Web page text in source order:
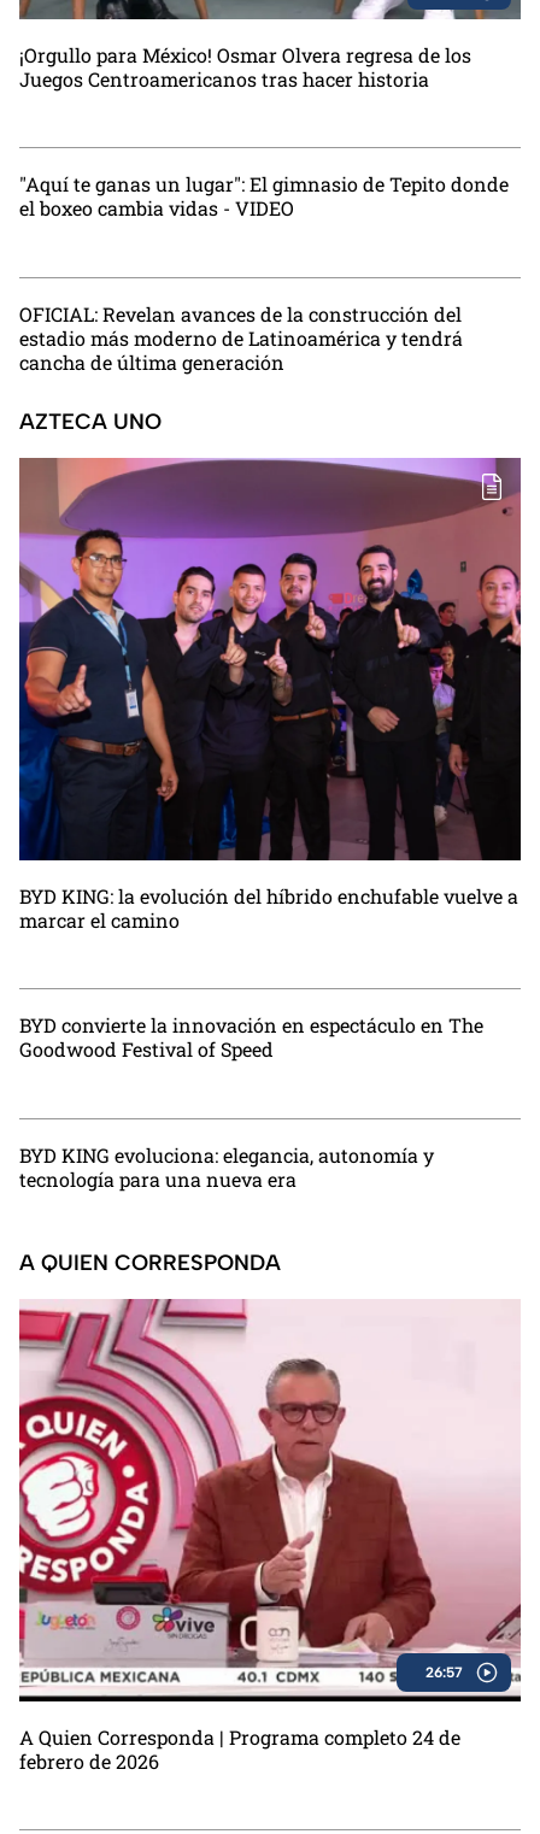
¡Orgullo para México! Osmar Olvera regresa de los
Juegos Centroamericanos tras hacer historia
"Aquí te ganas un lugar": El gimnasio de Tepito donde
el boxeo cambia vidas - VIDEO
OFICIAL: Revelan avances de la construcción del
estadio más moderno de Latinoamérica y tendrá
cancha de última generación
AZTECA UNO
BYD KING: la evolución del híbrido enchufable vuelve a
marcar el camino
BYD convierte la innovación en espectáculo en The
Goodwood Festival of Speed
BYD KING evoluciona: elegancia, autonomía y
tecnología para una nueva era
A QUIEN CORRESPONDA
26:57
A Quien Corresponda | Programa completo 24 de
febrero de 2026